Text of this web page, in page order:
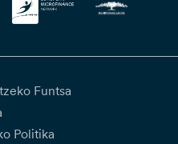
Funtsa
Politika